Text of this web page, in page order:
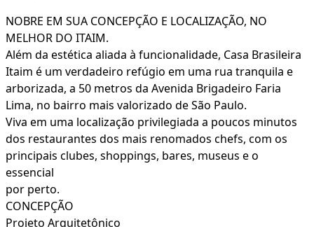
NOBRE EM SUA CONCEPÇÃO E LOCALIZAÇÃO, NO
MELHOR DO ITAIM.
Além da estética aliada à funcionalidade, Casa Brasileira
Itaim é um verdadeiro refúgio em uma rua tranquila e
arborizada, a 50 metros da Avenida Brigadeiro Faria
Lima, no bairro mais valorizado de São Paulo.
Viva em uma localização privilegiada a poucos minutos
dos restaurantes dos mais renomados chefs, com os
principais clubes, shoppings, bares, museus e o
essencial
por perto.
CONCEPÇÃO
Projeto Arquitetônico